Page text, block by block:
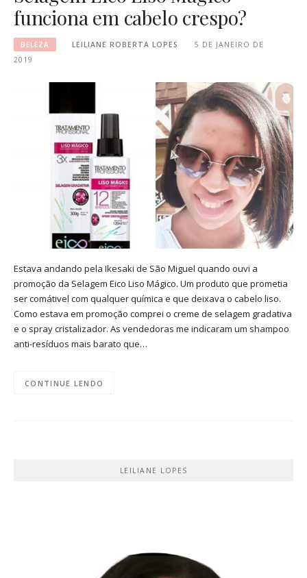
funciona em cabelo crespo?
BELEZA LEILIANE ROBERTA LOPES
5 DE JANEIRO DE
2019
Estava andando pela Ikesaki de São Miguel quando ouvi a
promoção da Selagem Eico Liso Mágico. Um produto que prometia
ser comátivel com qualquer química e que deixava o cabelo liso.
Como estava em promoção comprei o creme de selagem gradativa
e o spray cristalizador. As vendedoras me indicaram um shampoo
anti-resíduos mais barato que…
CONTINUE LENDO
LEILIANE LOPES